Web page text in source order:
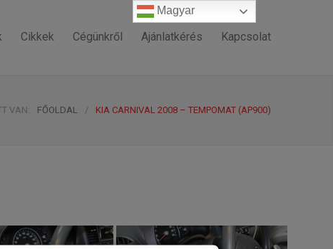
Cikkek Cégünkről Ajánlatkérés Kapcsolat
VAN: FŐOLDAL / KIA CARNIVAL 2008 – TEMPOMAT (AP900)
Magyar